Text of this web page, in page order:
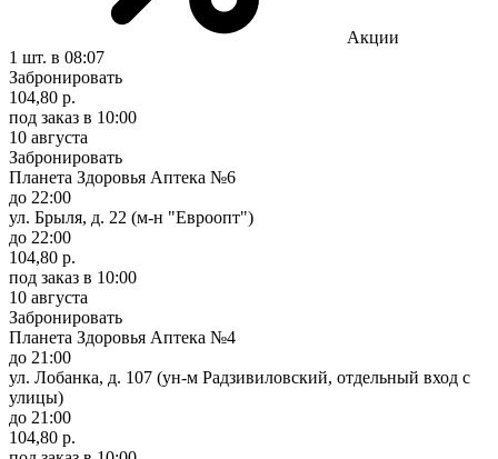
Акции
1 шт. в 08:07
Забронировать
104,80 р.
под заказ в 10:00
10 августа
Забронировать
Планета Здоровья Аптека №6
до 22:00
ул. Брыля, д. 22 (м-н "Евроопт")
до 22:00
104,80 р.
под заказ в 10:00
10 августа
Забронировать
Планета Здоровья Аптека №4
до 21:00
ул. Лобанка, д. 107 (ун-м Радзивиловский, отдельный вход с
улицы)
до 21:00
104,80 р.